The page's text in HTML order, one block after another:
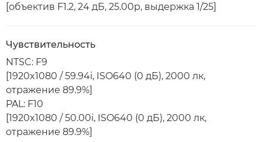
[объектив F1.2, 24 дБ, 25.00p, выдержка 1/25]
Чувствительность
NTSC: F9
[1920x1080 / 59.94i, ISO640 (0 дБ), 2000 лк,
отражение 89.9%]
PAL: F10
[1920x1080 / 50.00i, ISO640 (0 дБ), 2000 лк,
отражение 89.9%]